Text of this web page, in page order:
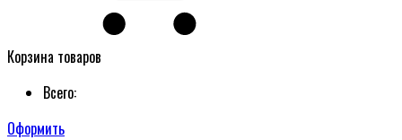
Корзина товаров
Всего:
Оформить